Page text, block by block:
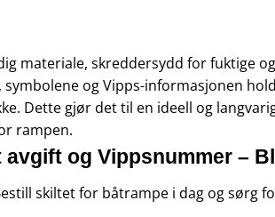
materiale, skreddersydd for fuktige
og Vipps-informasjonen
Dette gjør det til en ideell og
rampen.
og Vippsnummer –
skiltet for båtrampe i dag og sørg